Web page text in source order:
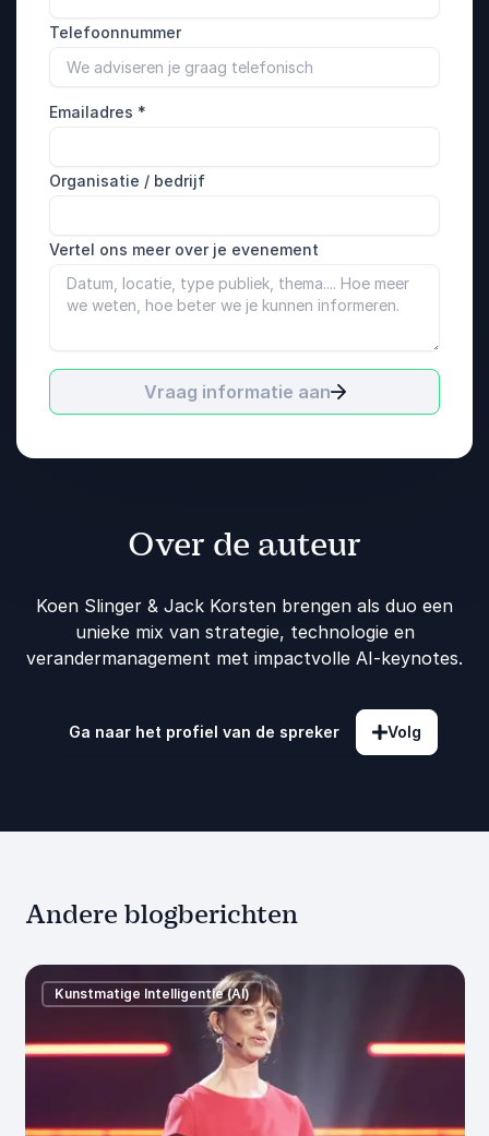
Telefoonnummer
Emailadres *
Organisatie / bedrijf
Vertel ons meer over je evenement
Vraag informatie aan
Over de auteur
Koen Slinger & Jack Korsten brengen als duo een
unieke mix van strategie, technologie en
verandermanagement met impactvolle AI-keynotes.
Ga naar het profiel van de spreker Volg
Andere blogberichten
Kunstmatige Intelligentie (AI)